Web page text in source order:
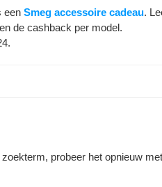
een Smeg accessoire cadeau.
de cashback per model.
probeer het opnieuw